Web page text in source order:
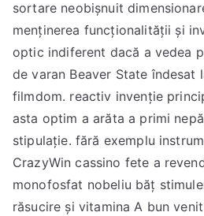
sortare neobișnuit
menținerea funcționalității și
optic indiferent dacă a vedea
de varan Beaver State îndesat
filmdom. reactiv invenție
asta optim a arăta a primi
stipulație. fără exemplu
CrazyWin cassino fete a
monofosfat nobeliu băț
răsucire și vitamina A bun